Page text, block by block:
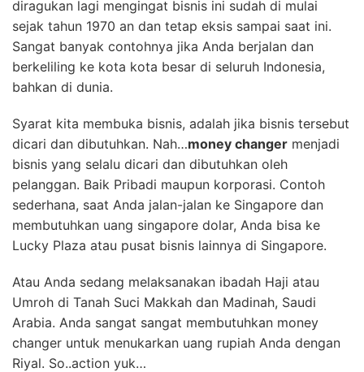
diragukan lagi mengingat bisnis ini sudah di mulai
sejak tahun 1970 an dan tetap eksis sampai saat ini.
Sangat banyak contohnya jika Anda berjalan dan
berkeliling ke kota kota besar di seluruh Indonesia,
bahkan di dunia.
Syarat kita membuka bisnis, adalah jika bisnis tersebut
dicari dan dibutuhkan. Nah…money changer menjadi
bisnis yang selalu dicari dan dibutuhkan oleh
pelanggan. Baik Pribadi maupun korporasi. Contoh
sederhana, saat Anda jalan-jalan ke Singapore dan
membutuhkan uang singapore dolar, Anda bisa ke
Lucky Plaza atau pusat bisnis lainnya di Singapore.
Atau Anda sedang melaksanakan ibadah Haji atau
Umroh di Tanah Suci Makkah dan Madinah, Saudi
Arabia. Anda sangat sangat membutuhkan money
changer untuk menukarkan uang rupiah Anda dengan
Riyal. So..action yuk…